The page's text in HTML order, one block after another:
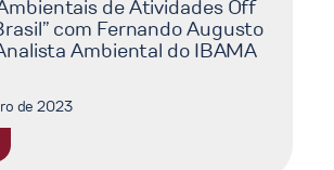
de Atividades Off
com Fernando Augusto
Ambiental do IBAMA
de 2023